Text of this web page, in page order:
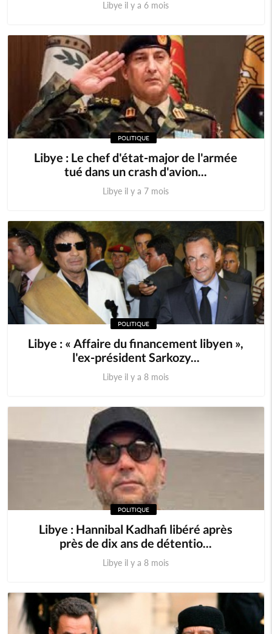
Libye il y a 6 mois
POLITIQUE
Libye : Le chef d'état-major de l'armée
tué dans un crash d'avion...
Libye il y a 7 mois
POLITIQUE
Libye : « Affaire du financement libyen »,
l'ex-président Sarkozy...
Libye il y a 8 mois
POLITIQUE
Libye : Hannibal Kadhafi libéré après
près de dix ans de détentio...
Libye il y a 8 mois